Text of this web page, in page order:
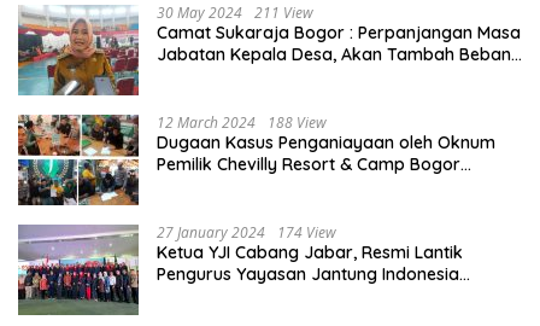
30 May 2024 211 View
Camat Sukaraja Bogor : Perpanjangan Masa
Jabatan Kepala Desa, Akan Tambah Beban
12 March 2024 188 View
Dugaan Kasus Penganiayaan oleh Oknum
Pemilik Chevilly Resort & Camp Bogor
27 January 2024 174 View
Ketua YJI Cabang Jabar, Resmi Lantik
Pengurus Yayasan Jantung Indonesia